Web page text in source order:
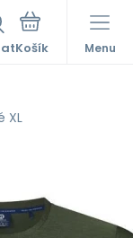
Menu
XL